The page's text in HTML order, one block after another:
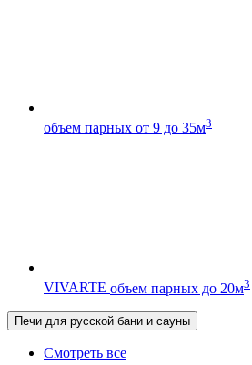
объем парных от 9 до 35м3
VIVARTE объем парных до 20м3
Печи для русской бани и сауны
Смотреть все